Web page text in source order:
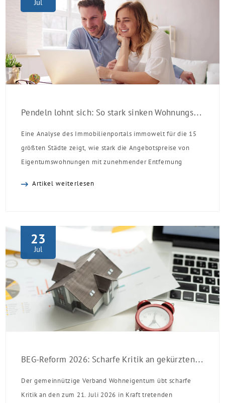
Jul
Pendeln lohnt sich: So stark sinken Wohnungspreise im Umland
Eine Analyse des Immobilienportals immowelt für die 15
größten Städte zeigt, wie stark die Angebotspreise von
Eigentumswohnungen mit zunehmender Entfernung
Artikel weiterlesen
23
Jul
BEG-Reform 2026: Scharfe Kritik an gekürzten Sanierungsförderungen
Der gemeinnützige Verband Wohneigentum übt scharfe
Kritik an den zum 21. Juli 2026 in Kraft tretenden